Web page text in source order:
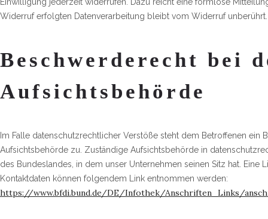
Widerruf erfolgten Datenverarbeitung bleibt vom Widerruf unberührt.
Beschwerderecht bei
Aufsichtsbehörde
Im Falle datenschutzrechtlicher Verstöße steht dem Betroffenen ein
Aufsichtsbehörde zu. Zuständige Aufsichtsbehörde in
des Bundeslandes, in dem unser Unternehmen seinen Sitz hat. Eine
Kontaktdaten können folgendem Link entnommen werden:
https://www.bfdi.bund.de/DE/Infothek/Anschriften_Links/